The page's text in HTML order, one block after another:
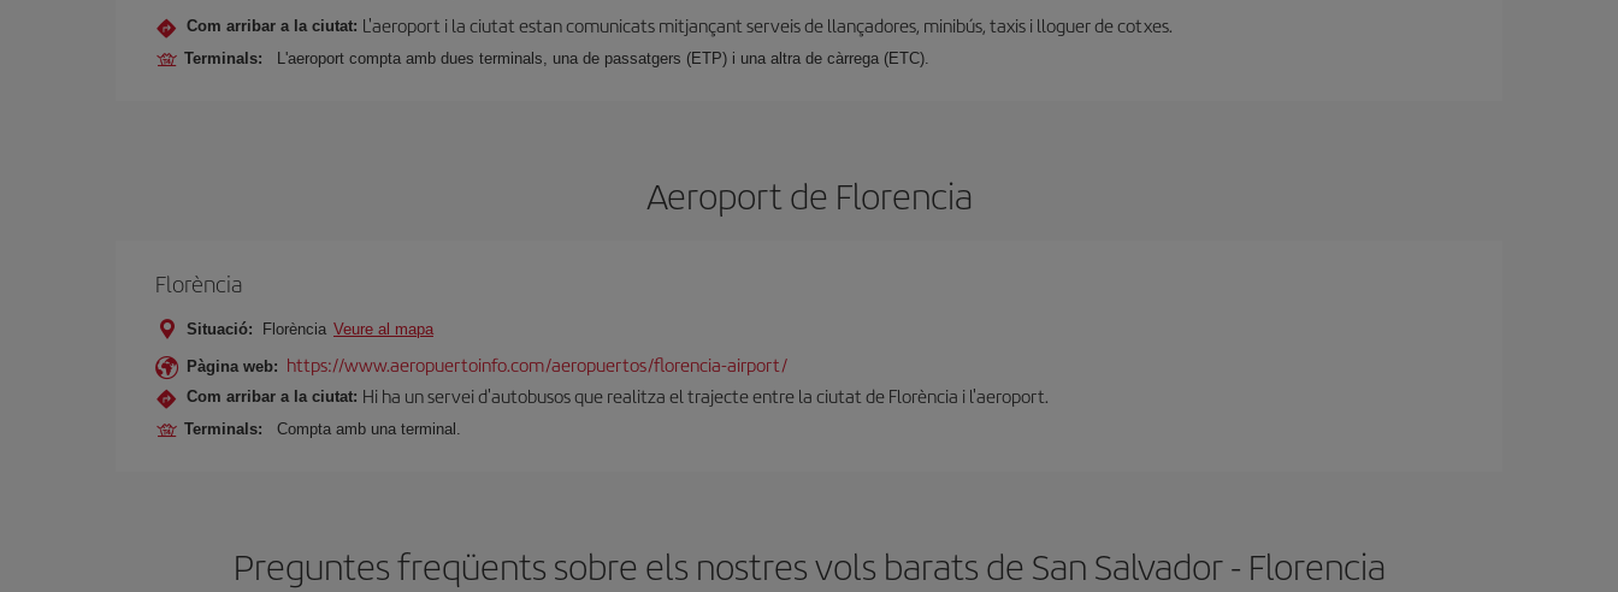
Com arribar a la ciutat: L'aeroport i la ciutat estan comunicats mitjançant serveis de llançadores, minibús, taxis i lloguer de cotxes.
Terminals: L'aeroport compta amb dues terminals, una de passatgers (ETP) i una altra de càrrega (ETC).
Aeroport de Florencia
Florència
Situació: Florència Veure al mapa
Pàgina web: https://www.aeropuertoinfo.com/aeropuertos/florencia-airport/
Com arribar a la ciutat: Hi ha un servei d'autobusos que realitza el trajecte entre la ciutat de Florència i l'aeroport.
Terminals: Compta amb una terminal.
Preguntes freqüents sobre els nostres vols barats de San Salvador - Florencia